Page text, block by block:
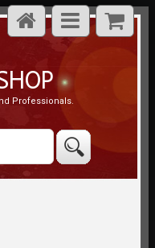
Professionals.